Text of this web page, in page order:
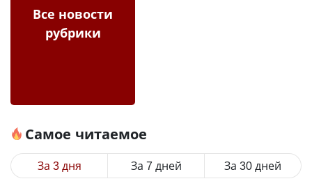
Все новости
рубрики
Самое читаемое
За 3 дня За 7 дней За 30 дней